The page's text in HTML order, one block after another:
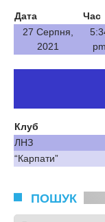
Дата Час
27 Серпня,
2021
pm
Клуб
ЛНЗ
“Карпати”
ПОШУК